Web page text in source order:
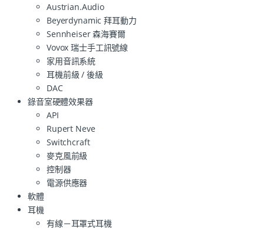
Austrian.Audio
Beyerdynamic 拜耳動力
Sennheiser 森海賽爾
Vovox 瑞士手工訊號線
家用音訊系統
耳機前級 / 後級
DAC
錄音室硬體效果器
API
Rupert Neve
Switchcraft
麥克風前級
控制器
電源供應器
軟體
耳機
有線－耳罩式耳機